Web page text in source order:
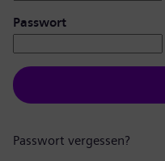
Passwort
Passwort vergessen?